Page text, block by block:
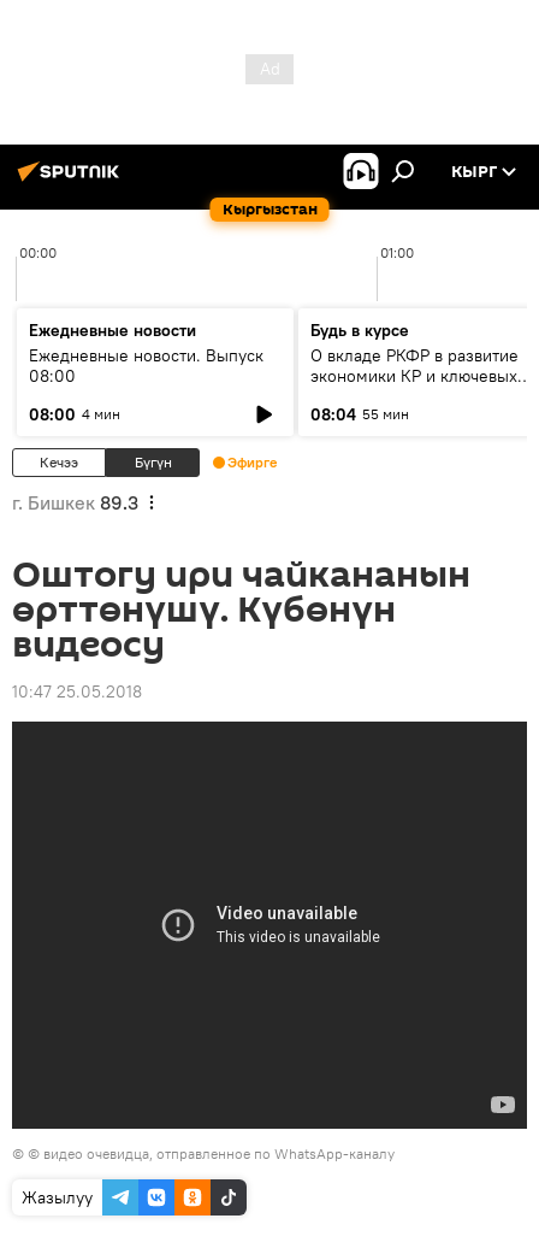
Кыргызстан
КЫРГ
00:00 01:00
Ежедневные новости
Ежедневные новости. Выпуск
08:00
08:00 4 мин
Будь в курсе
О вкладе РКФР в развитие
экономики КР и ключевых
08:04 55 мин
Кечээ Бүгүн Эфирге
г. Бишкек 89.3
Оштогу ири чайкананын
өрттөнүшү. Күбөнүн
видеосу
10:47 25.05.2018
© © видео очевидца, отправленное по WhatsApp-каналу
Жазылуу